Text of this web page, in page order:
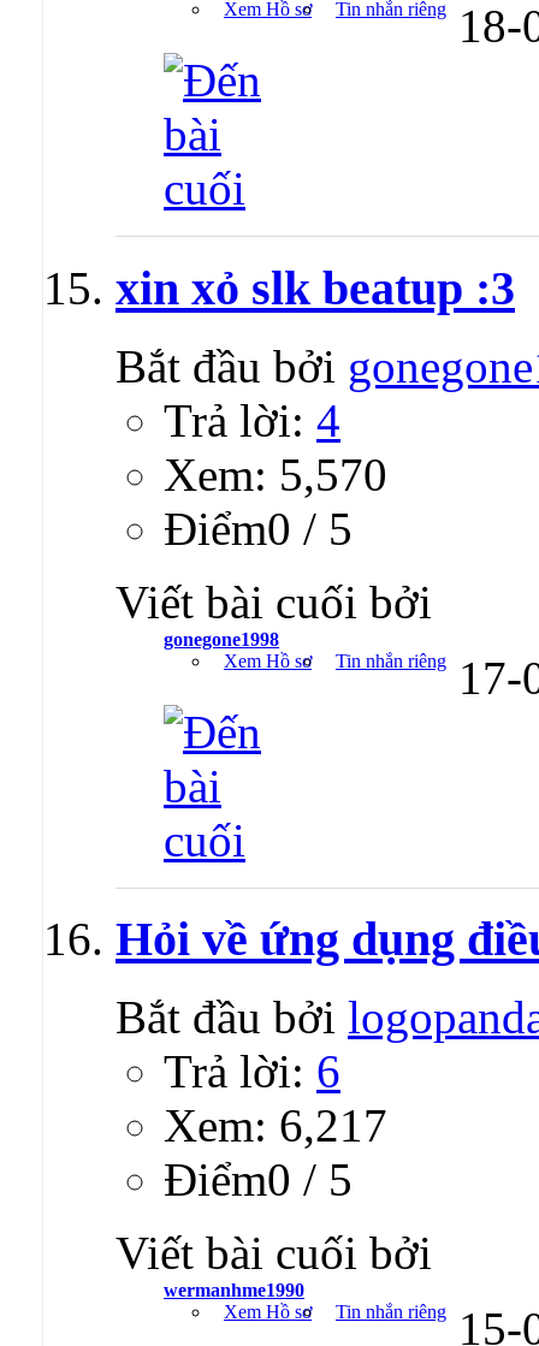
Xem Hồ sơ
Tin nhắn riêng
xin xỏ slk beatup :3
Bắt đầu bởi
Trả lời: 4
Xem: 5,570
Ðiểm0 / 5
Viết bài cuối bởi
gonegone1998
Xem Hồ sơ
Tin nhắn riêng
Hỏi về ứng dụng
Bắt đầu bởi
Trả lời: 6
Xem: 6,217
Ðiểm0 / 5
Viết bài cuối bởi
wermanhme1990
Xem Hồ sơ
Tin nhắn riêng